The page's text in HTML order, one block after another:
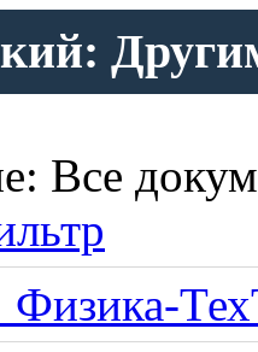
Все